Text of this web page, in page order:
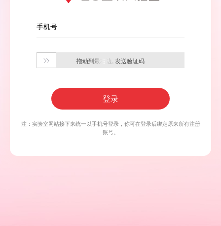
手机号
 拖动到最右边, 发送验证码
登录
注：实验室网站接下来统一以手机号登录，你可在登录后绑定原来所有注册
账号。